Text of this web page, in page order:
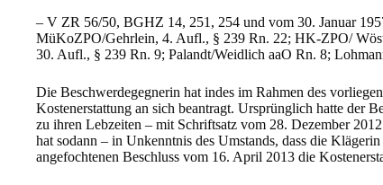
– V ZR 56/50, BGHZ 14, 251, 254 und vom 30. Januar
MüKoZPO/Gehrlein, 4. Aufl., § 239 Rn. 22; HK-ZPO/
30. Aufl., § 239 Rn. 9; Palandt/Weidlich aaO Rn. 8;
Die Beschwerdegegnerin hat indes im Rahmen des
Kostenerstattung an sich beantragt. Ursprünglich hatte der
zu ihren Lebzeiten – mit Schriftsatz vom 28. Dezember
hat sodann – in Unkenntnis des Umstands, dass die
angefochtenen Beschluss vom 16. April 2013 die